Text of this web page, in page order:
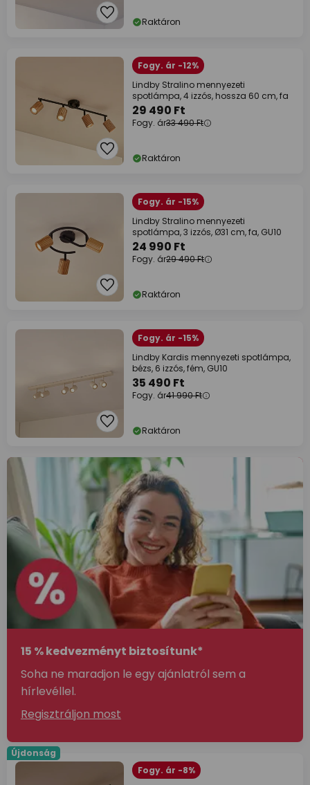
Raktáron
Fogy. ár -12%
Lindby Stralino mennyezeti
spotlámpa, 4 izzós, hossza 60 cm, fa
29 490 Ft
Fogy. ár33 490 Ft
Raktáron
Fogy. ár -15%
Lindby Stralino mennyezeti
spotlámpa, 3 izzós, Ø31 cm, fa, GU10
24 990 Ft
Fogy. ár29 490 Ft
Raktáron
Fogy. ár -15%
Lindby Kardis mennyezeti spotlámpa,
bézs, 6 izzós, fém, GU10
35 490 Ft
Fogy. ár41 990 Ft
Raktáron
15 % kedvezményt biztosítunk*
Soha ne maradjon le egy ajánlatról sem a
hírlevéllel.
Regisztráljon most
Újdonság
Fogy. ár -8%